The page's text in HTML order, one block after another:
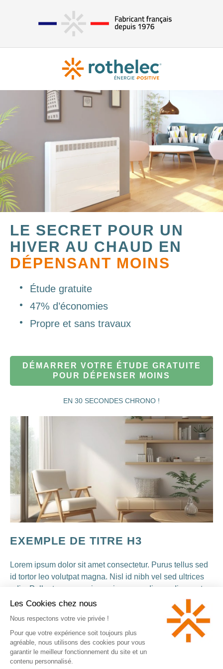
LE SECRET POUR UN
HIVER AU CHAUD EN
DÉPENSANT MOINS
Étude gratuite
47% d’économies
Propre et sans travaux
DÉMARRER VOTRE ÉTUDE GRATUITE
POUR DÉPENSER MOINS
EN 30 SECONDES CHRONO !
EXEMPLE DE TITRE H3
Lorem ipsum dolor sit amet consectetur. Purus tellus sed
id tortor leo volutpat magna. Nisl id nibh vel sed ultrices
odio. Pellentesque sapien quis suspendisse odio amet
rhoncus morbi nunc. Sit facilisi a tincidunt arcu turpis
Viverra ut arcu scelerisque cursus scelerisque. Iaculis
adipiscing mollis sit amet. Pharetra libero faucibus
aliquam proin vitae.